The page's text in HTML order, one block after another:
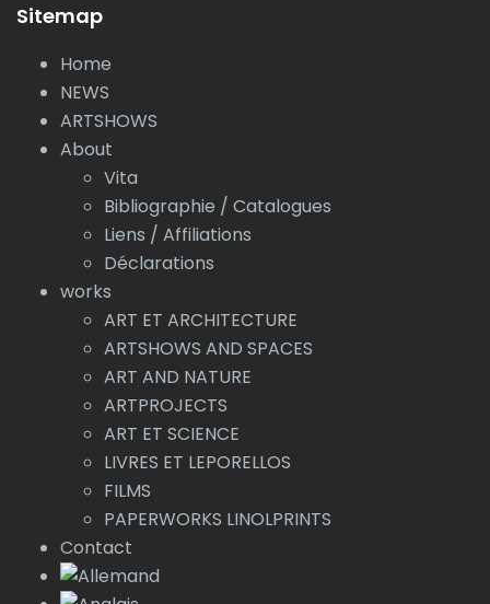
Sitemap
Home
NEWS
ARTSHOWS
About
Vita
Bibliographie / Catalogues
Liens / Affiliations
Déclarations
works
ART ET ARCHITECTURE
ARTSHOWS AND SPACES
ART AND NATURE
ARTPROJECTS
ART ET SCIENCE
LIVRES ET LEPORELLOS
FILMS
PAPERWORKS LINOLPRINTS
Contact